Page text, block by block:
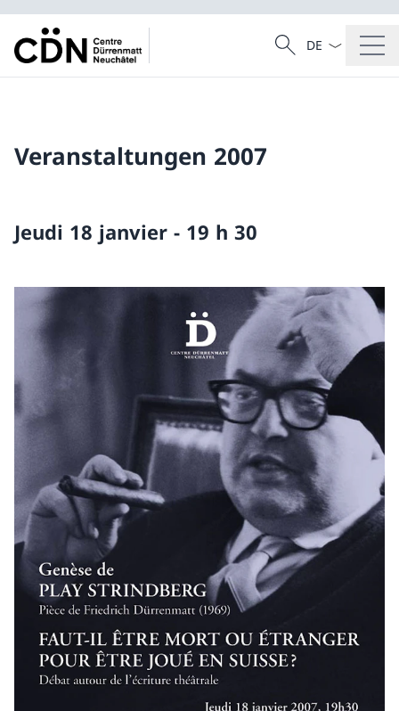
Suche
Suche
Sprach
Veranstaltungen 2007
Jeudi 18 janvier - 19 h 30